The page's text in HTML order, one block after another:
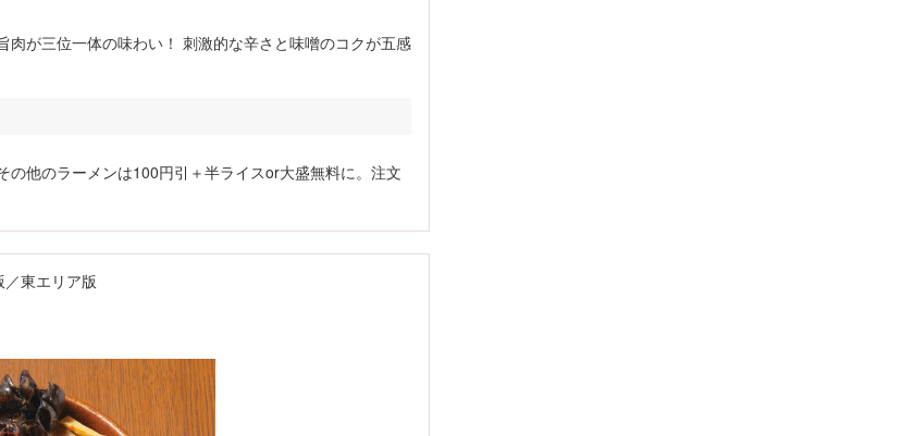
が三位一体の味わい！ 刺激的な辛さと味噌のコクが五感
他のラーメンは100円引＋半ライスor大盛無料に。注文
東エリア版